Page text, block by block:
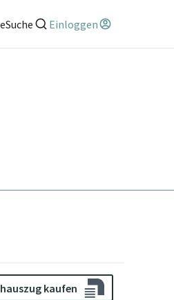
Suche Einloggen
kaufen